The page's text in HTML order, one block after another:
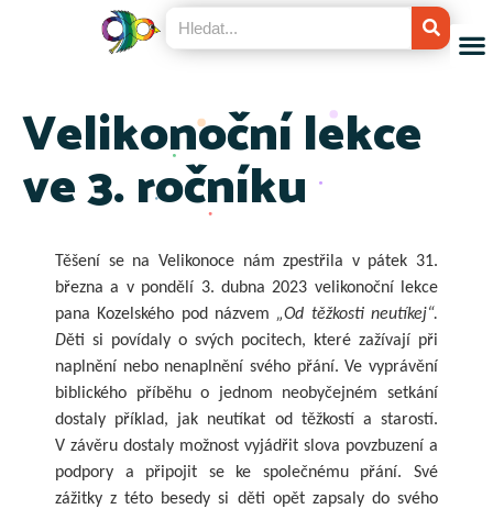
Velikonoční lekce
ve 3. ročníku
Těšení se na Velikonoce nám zpestřila v pátek 31.
března a v pondělí 3. dubna 2023 velikonoční lekce
pana Kozelského pod názvem „Od těžkosti neutíkej“.
Děti si povídaly o svých pocitech, které zažívají při
naplnění nebo nenaplnění svého přání. Ve vyprávění
biblického příběhu o jednom neobyčejném setkání
dostaly příklad, jak neutíkat od těžkostí a starostí.
V závěru dostaly možnost vyjádřit slova povzbuzení a
podpory a připojit se ke společnému přání. Své
zážitky z této besedy si děti opět zapsaly do svého